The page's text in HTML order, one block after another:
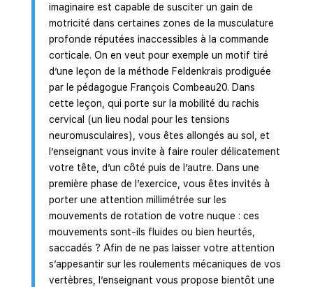
imaginaire est capable de susciter un gain de
motricité dans certaines zones de la musculature
profonde réputées inaccessibles à la commande
corticale. On en veut pour exemple un motif tiré
d’une leçon de la méthode Feldenkrais prodiguée
par le pédagogue François Combeau20. Dans
cette leçon, qui porte sur la mobilité du rachis
cervical (un lieu nodal pour les tensions
neuromusculaires), vous êtes allongés au sol, et
l’enseignant vous invite à faire rouler délicatement
votre tête, d’un côté puis de l’autre. Dans une
première phase de l’exercice, vous êtes invités à
porter une attention millimétrée sur les
mouvements de rotation de votre nuque : ces
mouvements sont-ils fluides ou bien heurtés,
saccadés ? Afin de ne pas laisser votre attention
s’appesantir sur les roulements mécaniques de vos
vertèbres, l’enseignant vous propose bientôt une